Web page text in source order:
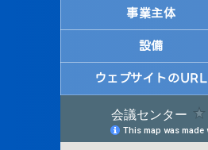
事業主体
設備
ウェブサイトのURL